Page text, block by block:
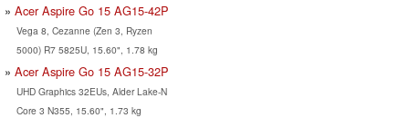
Acer Aspire Go 15 AG15-42P
Vega 8, Cezanne (Zen 3, Ryzen
5000) R7 5825U, 15.60", 1.78 kg
Acer Aspire Go 15 AG15-32P
UHD Graphics 32EUs, Alder Lake-N
Core 3 N355, 15.60", 1.73 kg